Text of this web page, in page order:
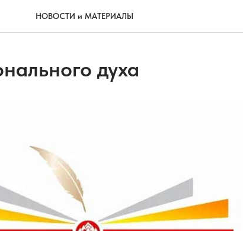
НОВОСТИ и МАТЕРИАЛЫ
духа